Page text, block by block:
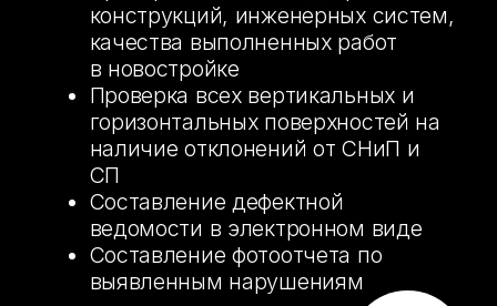
Проверка конструктивных
элементов на предмет дефектов
Проверка оконных и дверных
конструкций, инженерных
систем, качества выполненных
отделочных работ
Проверка всех вертикальных
и горизонтальных поверхностей
на наличие отклонений от СНиП
и СП
Составление дефектной
ПРИЕМКА
ДОМА ПЕРЕД
ПОКУПКОЙ